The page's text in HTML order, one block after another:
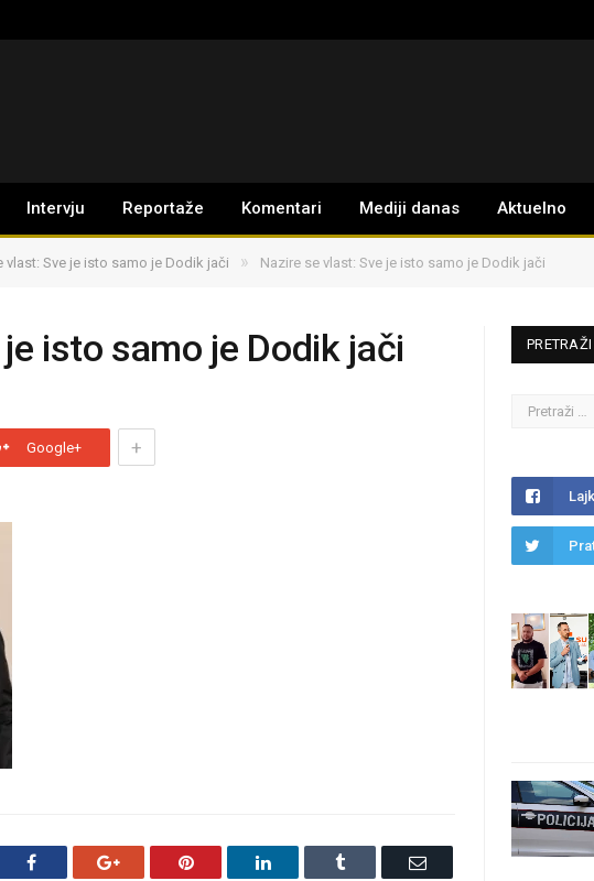
Intervju Reportaže Komentari Mediji danas Aktuelno
vlast: Sve je isto samo je Dodik jači » Nazire se vlast: Sve je isto samo je Dodik jači
isto samo je Dodik jači
Google+ +
Facebook Google+ Pinterest LinkedIn Tumblr Email